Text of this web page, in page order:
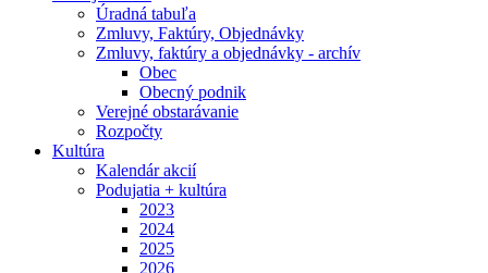
Úradná tabuľa
Zmluvy, Faktúry, Objednávky
Zmluvy, faktúry a objednávky - archív
Obec
Obecný podnik
Verejné obstarávanie
Rozpočty
Kultúra
Kalendár akcií
Podujatia + kultúra
2023
2024
2025
2026